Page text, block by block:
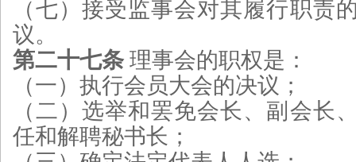
（七）接受监事会对其履行职责
议。
第二十七条 理事会的职权是：
（一）执行会员大会的决议；
（二）选举和罢免会长、副会长
任和解聘秘书长；